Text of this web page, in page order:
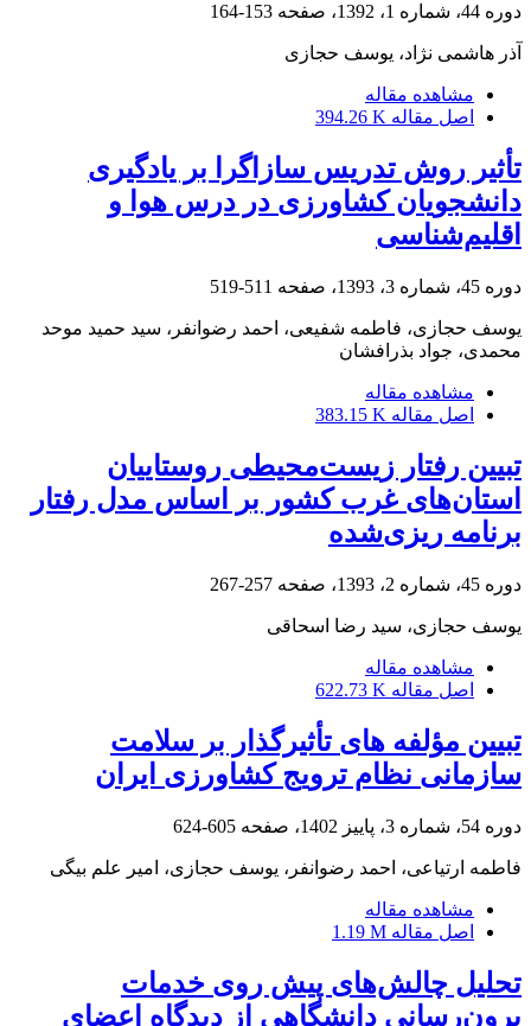
دوره 44، شماره 1، 1392، صفحه 153-164
آذر هاشمی نژاد، یوسف حجازی
مشاهده مقاله
اصل مقاله 394.26 K
تأثیر روش‌‌ تدریس سازاگرا بر یادگیری
دانشجویان کشاورزی در درس هوا و
اقلیم‌شناسی
دوره 45، شماره 3، 1393، صفحه 511-519
یوسف حجازی، فاطمه شفیعی، احمد رضوانفر، سید حمید موحد
محمدی، جواد بذرافشان
مشاهده مقاله
اصل مقاله 383.15 K
تبیین رفتار زیست‌محیطی روستاییان
استان‌های غرب کشور بر اساس مدل رفتار
برنامه ‏ریزی‌شده
دوره 45، شماره 2، 1393، صفحه 257-267
یوسف حجازی، سید رضا اسحاقی
مشاهده مقاله
اصل مقاله 622.73 K
تبیین مؤلفه های تأثیرگذار بر سلامت
سازمانی نظام ترویج کشاورزی ایران
دوره 54، شماره 3، پاییز 1402، صفحه 605-624
فاطمه ارتیاعی، احمد رضوانفر، یوسف حجازی، امیر علم بیگی
مشاهده مقاله
اصل مقاله 1.19 M
تحلیل چالش‌های پیش روی خدمات
برون‌رسانی دانشگاهی از دیدگاه اعضای